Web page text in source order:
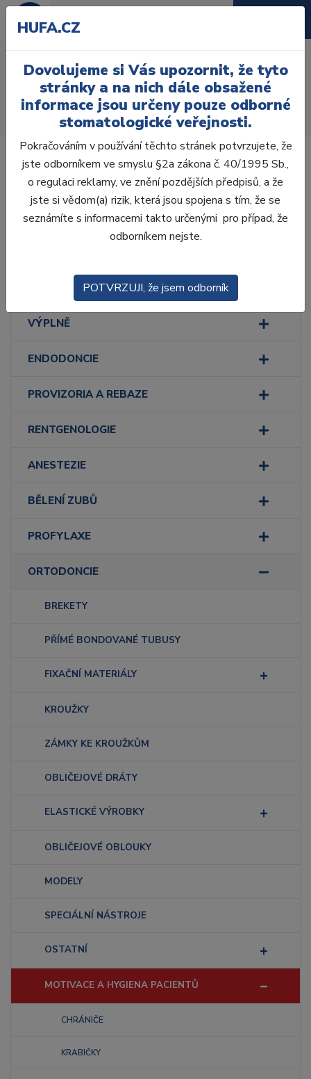
pacientů
Úvod Ordinace
Ortodoncie
Motivace a hygiena pacientů
Laboratoř
OTISKOVÁNÍ
VÝPLNĚ
ENDODONCIE
PROVIZORIA A REBAZE
RENTGENOLOGIE
ANESTEZIE
BĚLENÍ ZUBŮ
PROFYLAXE
ORTODONCIE
BREKETY
PŘÍMÉ BONDOVANÉ TUBUSY
FIXAČNÍ MATERIÁLY
KROUŽKY
ZÁMKY KE KROUŽKŮM
OBLIČEJOVÉ DRÁTY
ELASTICKÉ VÝROBKY
OBLIČEJOVÉ OBLOUKY
MODELY
SPECIÁLNÍ NÁSTROJE
OSTATNÍ
MOTIVACE A HYGIENA PACIENTŮ
CHRÁNIČE
KRABIČKY
HUFA.CZ
Dovolujeme si Vás upozornit, že tyto
stránky a na nich dále obsažené
informace jsou určeny pouze odborné
stomatologické veřejnosti.
Pokračováním v používání těchto stránek potvrzujete, že
jste odborníkem ve smyslu §2a zákona č. 40/1995 Sb.,
o regulaci reklamy, ve znění pozdějších předpisů, a že
jste si vědom(a) rizik, která jsou spojena s tím, že se
seznámíte s informacemi takto určenými pro případ, že
odborníkem nejste.
POTVRZUJI, že jsem odborník